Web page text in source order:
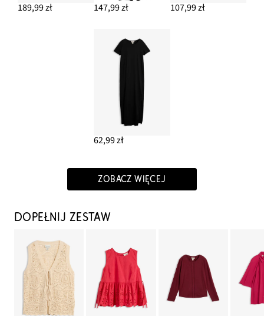
189,99 zł 147,99 zł 107,99 zł
62,99 zł
ZOBACZ WIĘCEJ
DOPEŁNIJ ZESTAW